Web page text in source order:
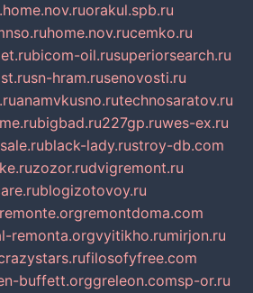
orakul.spb.ru
home.nov.rucemko.ru
bicom-oil.rusuperiorsearch.ru
sn-hram.rusenovosti.ru
anamvkusno.rutechnosaratov.ru
bigbad.ru227gp.ruwes-ex.ru
black-lady.rustroy-db.com
zozor.rudvigremont.ru
blogizotovoy.ru
remontdoma.com
remonta.orgvyitikho.rumirjon.ru
filosofyfree.com
buffett.orggreleon.comsp-or.ru